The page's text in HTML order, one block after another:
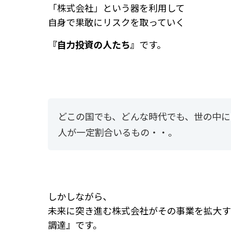
「株式会社」という器を利用して
自身で果敢にリスクを取っていく
『自力投資の人たち』 です。
どこの国でも、どんな時代でも、 世の中
人が一定割合いるもの・・。
しかしながら、
未来に突き進む株式会社がその事業を拡大す
調達』です。